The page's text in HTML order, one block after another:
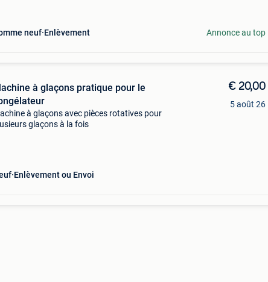
neuf Enlèvement Annonce au top
à glaçons pratique pour le
à glaçons avec pièces rotatives pour
glaçons à la fois
Enlèvement ou Envoi
€ 20,00
5 août 26